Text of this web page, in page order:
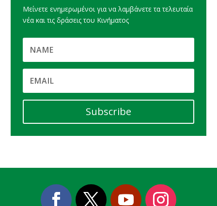
Μείνετε ενημερωμένοι για να λαμβάνετε τα τελευταία
νέα και τις δράσεις του Κινήματος
Subscribe